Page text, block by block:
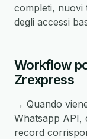
completi, nuovi
degli accessi
Workflow
Zrexpress
→ Quando
Whatsapp API,
record